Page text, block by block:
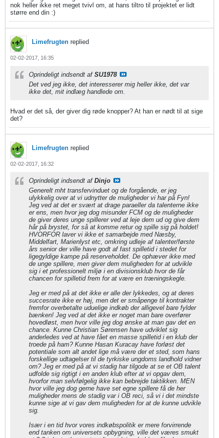
nok heller ikke ret meget tvivl om, at hans tiltro til projektet er lidt
større end din :)
Limefrugten replied
02-02-2017, 16:35
Oprindeligt indsendt af SU1978
Det ved jeg ikke, det interesserer mig heller ikke, det var
ikke det, mit indlæg handlede om.
Hvad er det så, der giver dig røde knopper? At han er nødt til at sige
det?
Limefrugten replied
02-02-2017, 16:32
Oprindeligt indsendt af Dinjo
Generelt mht transfervinduet og de forgående, er jeg
ulykkelig over at vi udnytter de muligheder vi har på Fyn!
Jeg ved at det er svært at drage paraeller da talenterne ikke
er ens, men hvor jeg dog misunder FCM og de muligheder
de giver deres unge spillerer ved at leje dem ud og give dem
hår på brystet, for så at komme retur og spille sig på holdet!
HVORFOR laver vi ikke et samarbejde med Næsby,
Middelfart, Marienlyst etc, omkring udleje af talenter/første
års senior der ville have godt af fast spilletid i stedet for
ligegyldige kampe på reserveholdet. De ophæver ikke med
de unge spillere, men giver dem muligheden for at udvikle
sig i et professionelt miljø i en divisionsklub hvor de får
chancen for spilletid frem for at være en træningskegle.
Jeg er med på at det ikke er alle der lykkedes, og at deres
succesrate ikke er høj, men det er småpenge til kontrakter
fremfor overbetalte uduelige indkøb der alligevel bare fylder
bænken! Jeg ved at det ikke er noget man bare overfører
hovedløst, men hvor ville jeg dog ønske at man gav det en
chance. Kunne Christian Sørensen have udviklet sig
anderledes ved at have fået en masse spilletid i en klub der
troede på ham? Kunne Hasan Kuracay have forløst det
potentiale som alt andet lige må være der et sted, som hans
forskellige udtagelser til de tyrkiske ungdoms landhold vidner
om? Jeg er med på at vi stadig har tilgode at se et OB talent
udfolde sig rigtigt i en anden klub efter at vi opgav dem,
hvorfor man selvfølgelig ikke kan bebrejde taktikken. MEN
hvor ville jeg dog gerne have set egne spillere få de her
muligheder mens de stadig var i OB reci, så vi i det mindste
kunne sige at vi gav dem muligheden for at de kunne udvikle
sig.
Især i en tid hvor vores indkøbspolitik er mere forvirrende
end tanken om universets opbygning, ville det væres smukt